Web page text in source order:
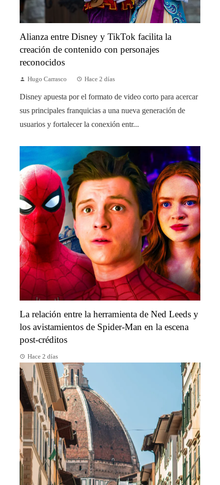
Alianza entre Disney y TikTok facilita la
creación de contenido con personajes
reconocidos
Hugo Carrasco Hace 2 días
Disney apuesta por el formato de video corto para acercar
sus principales franquicias a una nueva generación de
usuarios y fortalecer la conexión entr...
La relación entre la herramienta de Ned Leeds y
los avistamientos de Spider-Man en la escena
post-créditos
Hace 2 días